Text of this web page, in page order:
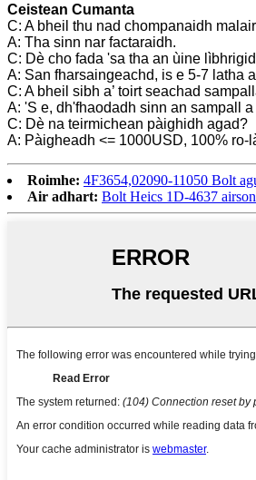
Ceistean Cumanta
C: A bheil thu nad chompanaidh
A: Tha sinn nar factaraidh.
C: Dè cho fada 'sa tha an ùine
A: San fharsaingeachd, is e 5-7 latha
C: A bheil sibh a’ toirt seachad
A: 'S e, dh'fhaodadh sinn an sampall
C: Dè na teirmichean pàighidh agad?
A: Pàigheadh <= 1000USD, 100%
Roimhe: 4F3654,02090-11050 Bolt
Air adhart: Bolt Heics 1D-4637